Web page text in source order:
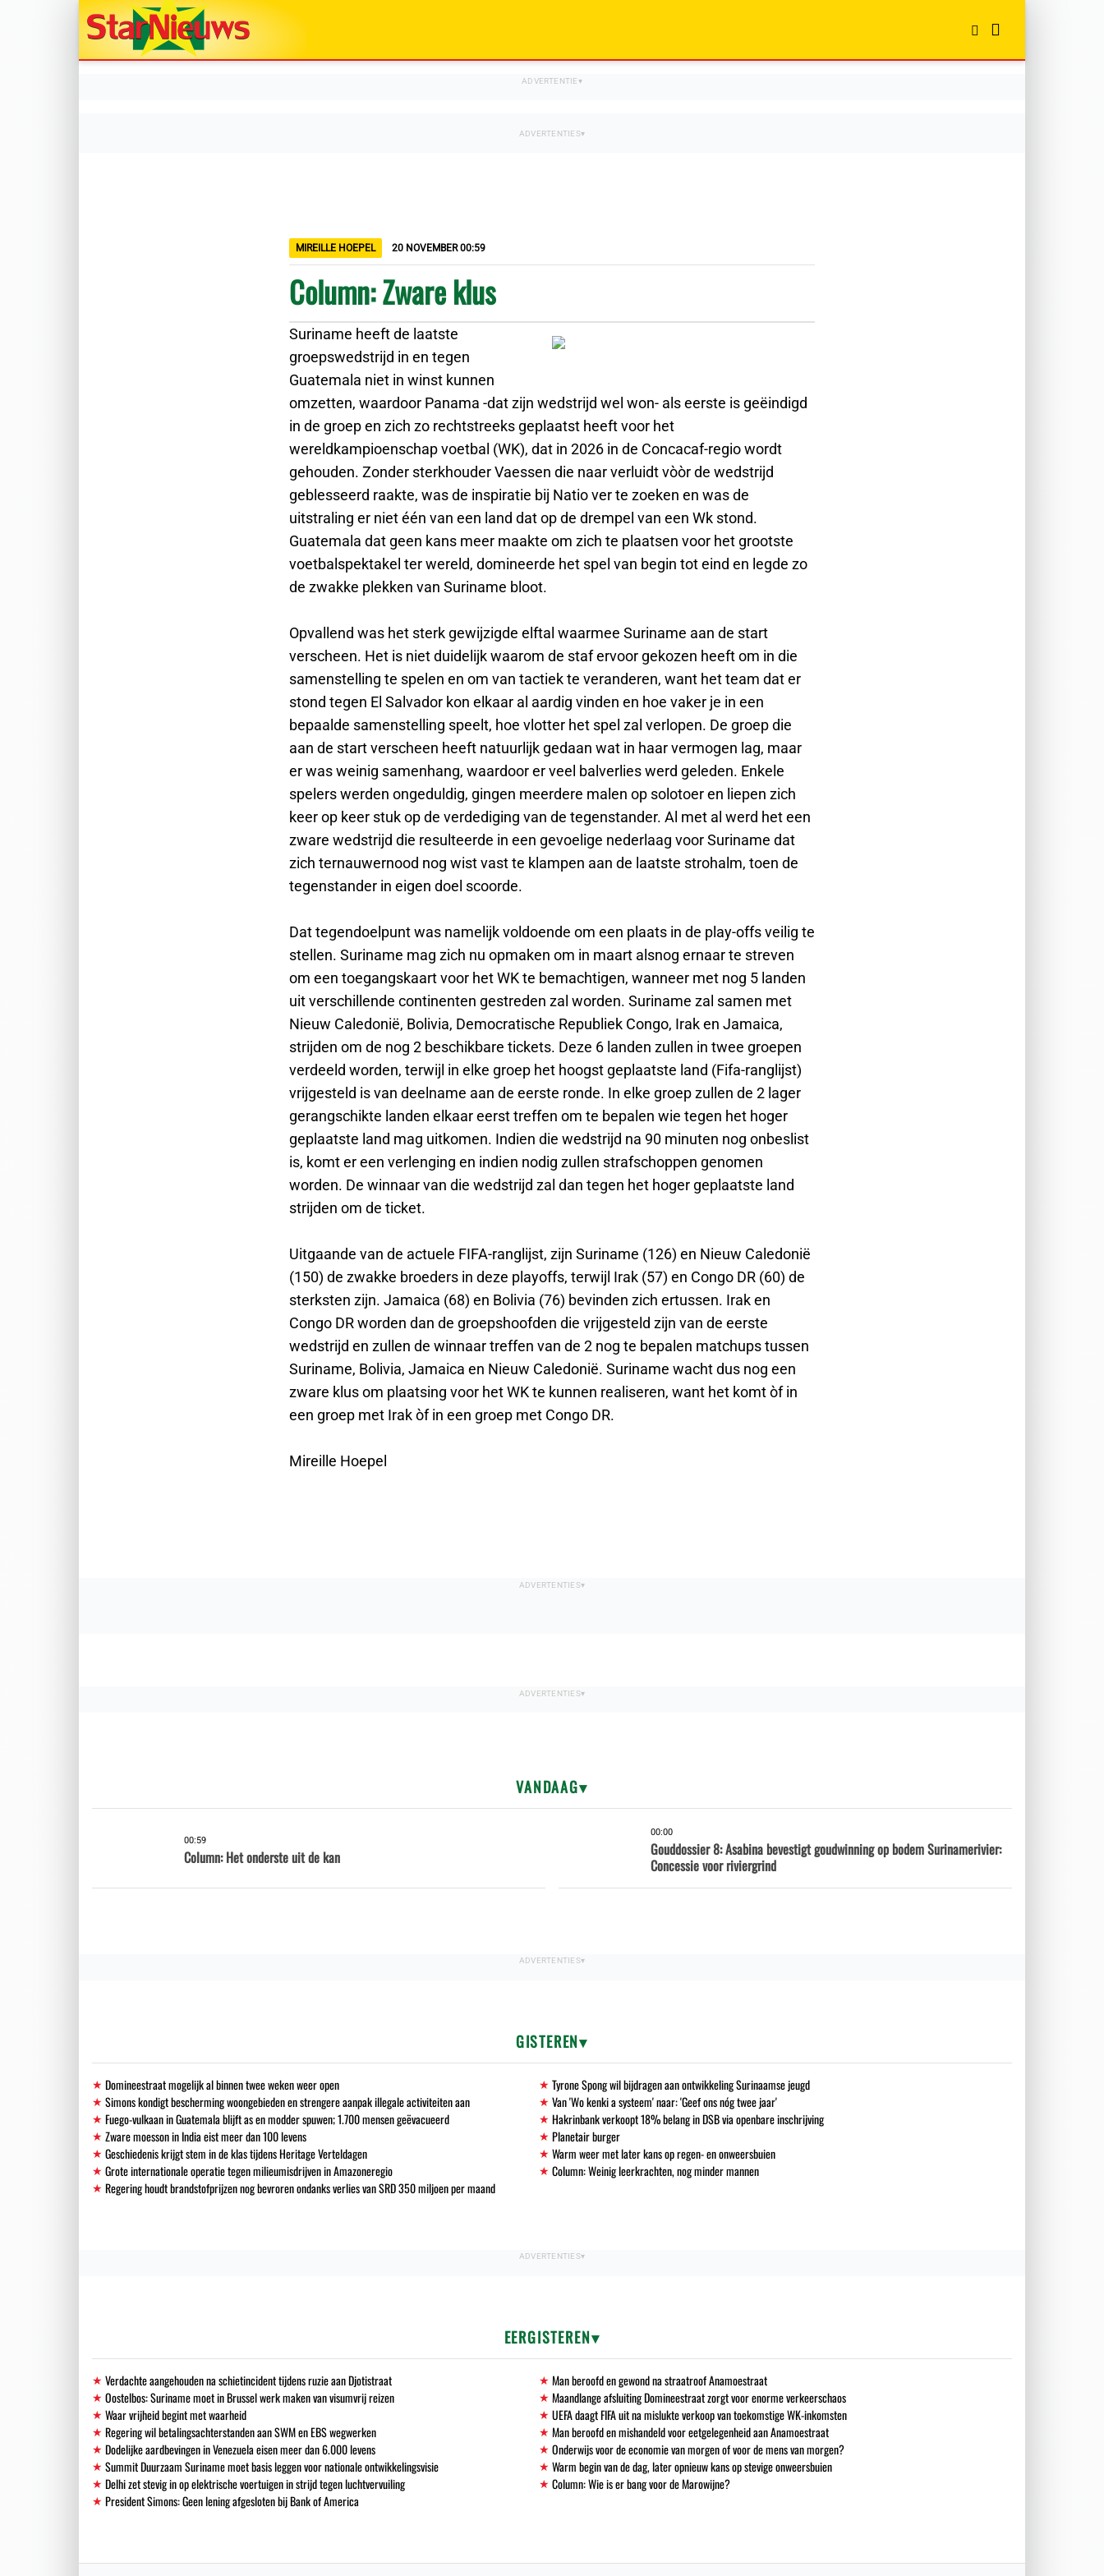
MIREILLE HOEPEL 20 NOVEMBER 00:59
Column: Zware klus
Suriname heeft de laatste
groepswedstrijd in en tegen
Guatemala niet in winst kunnen
omzetten, waardoor Panama -dat zijn wedstrijd wel won- als eerste is geëindigd
in de groep en zich zo rechtstreeks geplaatst heeft voor het
wereldkampioenschap voetbal (WK), dat in 2026 in de Concacaf-regio wordt
gehouden. Zonder sterkhouder Vaessen die naar verluidt vòòr de wedstrijd
geblesseerd raakte, was de inspiratie bij Natio ver te zoeken en was de
uitstraling er niet één van een land dat op de drempel van een Wk stond.
Guatemala dat geen kans meer maakte om zich te plaatsen voor het grootste
voetbalspektakel ter wereld, domineerde het spel van begin tot eind en legde zo
de zwakke plekken van Suriname bloot.
Opvallend was het sterk gewijzigde elftal waarmee Suriname aan de start
verscheen. Het is niet duidelijk waarom de staf ervoor gekozen heeft om in die
samenstelling te spelen en om van tactiek te veranderen, want het team dat er
stond tegen El Salvador kon elkaar al aardig vinden en hoe vaker je in een
bepaalde samenstelling speelt, hoe vlotter het spel zal verlopen. De groep die
aan de start verscheen heeft natuurlijk gedaan wat in haar vermogen lag, maar
er was weinig samenhang, waardoor er veel balverlies werd geleden. Enkele
spelers werden ongeduldig, gingen meerdere malen op solotoer en liepen zich
keer op keer stuk op de verdediging van de tegenstander. Al met al werd het een
zware wedstrijd die resulteerde in een gevoelige nederlaag voor Suriname dat
zich ternauwernood nog wist vast te klampen aan de laatste strohalm, toen de
tegenstander in eigen doel scoorde.
Dat tegendoelpunt was namelijk voldoende om een plaats in de play-offs veilig te
stellen. Suriname mag zich nu opmaken om in maart alsnog ernaar te streven
om een toegangskaart voor het WK te bemachtigen, wanneer met nog 5 landen
uit verschillende continenten gestreden zal worden. Suriname zal samen met
Nieuw Caledonië, Bolivia, Democratische Republiek Congo, Irak en Jamaica,
strijden om de nog 2 beschikbare tickets. Deze 6 landen zullen in twee groepen
verdeeld worden, terwijl in elke groep het hoogst geplaatste land (Fifa-ranglijst)
vrijgesteld is van deelname aan de eerste ronde. In elke groep zullen de 2 lager
gerangschikte landen elkaar eerst treffen om te bepalen wie tegen het hoger
geplaatste land mag uitkomen. Indien die wedstrijd na 90 minuten nog onbeslist
is, komt er een verlenging en indien nodig zullen strafschoppen genomen
worden. De winnaar van die wedstrijd zal dan tegen het hoger geplaatste land
strijden om de ticket.
Uitgaande van de actuele FIFA-ranglijst, zijn Suriname (126) en Nieuw Caledonië
(150) de zwakke broeders in deze playoffs, terwijl Irak (57) en Congo DR (60) de
sterksten zijn. Jamaica (68) en Bolivia (76) bevinden zich ertussen. Irak en
Congo DR worden dan de groepshoofden die vrijgesteld zijn van de eerste
wedstrijd en zullen de winnaar treffen van de 2 nog te bepalen matchups tussen
Suriname, Bolivia, Jamaica en Nieuw Caledonië. Suriname wacht dus nog een
zware klus om plaatsing voor het WK te kunnen realiseren, want het komt òf in
een groep met Irak òf in een groep met Congo DR.
Mireille Hoepel
VANDAAG
00:59
Column: Het onderste uit de kan
00:00
Gouddossier 8: Asabina bevestigt goudwinning op bodem Surinamerivier:
Concessie voor riviergrind
GISTEREN
Domineestraat mogelijk al binnen twee weken weer open
Tyrone Spong wil bijdragen aan ontwikkeling Surinaamse jeugd
Simons kondigt bescherming woongebieden en strengere aanpak illegale activiteiten aan
Van 'Wo kenki a systeem' naar: 'Geef ons nóg twee jaar'
Fuego-vulkaan in Guatemala blijft as en modder spuwen; 1.700 mensen geëvacueerd
Hakrinbank verkoopt 18% belang in DSB via openbare inschrijving
Zware moesson in India eist meer dan 100 levens
Planetair burger
Geschiedenis krijgt stem in de klas tijdens Heritage Verteldagen
Warm weer met later kans op regen- en onweersbuien
Grote internationale operatie tegen milieumisdrijven in Amazoneregio
Column: Weinig leerkrachten, nog minder mannen
Regering houdt brandstofprijzen nog bevroren ondanks verlies van SRD 350 miljoen per maand
EERGISTEREN
Verdachte aangehouden na schietincident tijdens ruzie aan Djotistraat
Man beroofd en gewond na straatroof Anamoestraat
Oostelbos: Suriname moet in Brussel werk maken van visumvrij reizen
Maandlange afsluiting Domineestraat zorgt voor enorme verkeerschaos
Waar vrijheid begint met waarheid
UEFA daagt FIFA uit na mislukte verkoop van toekomstige WK-inkomsten
Regering wil betalingsachterstanden aan SWM en EBS wegwerken
Man beroofd en mishandeld voor eetgelegenheid aan Anamoestraat
Dodelijke aardbevingen in Venezuela eisen meer dan 6.000 levens
Onderwijs voor de economie van morgen of voor de mens van morgen?
Summit Duurzaam Suriname moet basis leggen voor nationale ontwikkelingsvisie
Warm begin van de dag, later opnieuw kans op stevige onweersbuien
Delhi zet stevig in op elektrische voertuigen in strijd tegen luchtvervuiling
Column: Wie is er bang voor de Marowijne?
President Simons: Geen lening afgesloten bij Bank of America